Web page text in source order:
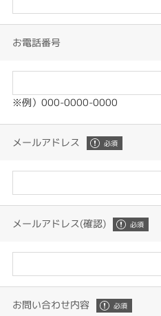
お電話番号
※例）000-0000-0000
メールアドレス
メールアドレス(確認)
お問い合わせ内容